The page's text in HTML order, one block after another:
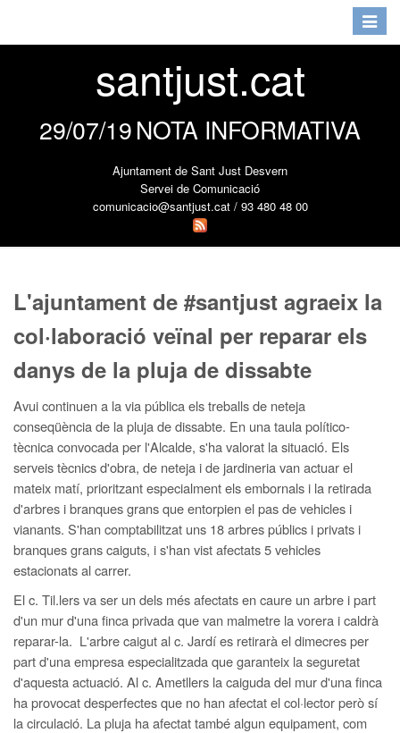
Toggle
santjust.cat
29/07/19NOTA INFORMATIVA
Ajuntament de Sant Just Desvern
Servei de Comunicació
comunicacio@santjust.cat / 93 480 48 00
L'ajuntament de #santjust agraeix la
col·laboració veïnal per reparar els
danys de la pluja de dissabte
Avui continuen a la via pública els treballs de neteja
conseqüència de la pluja de dissabte. En una taula político-
tècnica convocada per l'Alcalde, s'ha valorat la situació. Els
serveis tècnics d'obra, de neteja i de jardineria van actuar el
mateix matí, prioritzant especialment els embornals i la retirada
d'arbres i branques grans que entorpien el pas de vehicles i
vianants. S'han comptabilitzat uns 18 arbres públics i privats i
branques grans caiguts, i s'han vist afectats 5 vehicles
estacionats al carrer.
El c. Til.lers va ser un dels més afectats en caure un arbre i part
d'un mur d'una finca privada que van malmetre la vorera i caldrà
reparar-la. L'arbre caigut al c. Jardí es retirarà el dimecres per
part d'una empresa especialitzada que garanteix la seguretat
d'aquesta actuació. Al c. Ametllers la caiguda del mur d'una finca
ha provocat desperfectes que no han afectat el col·lector però sí
la circulació. La pluja ha afectat també algun equipament, com